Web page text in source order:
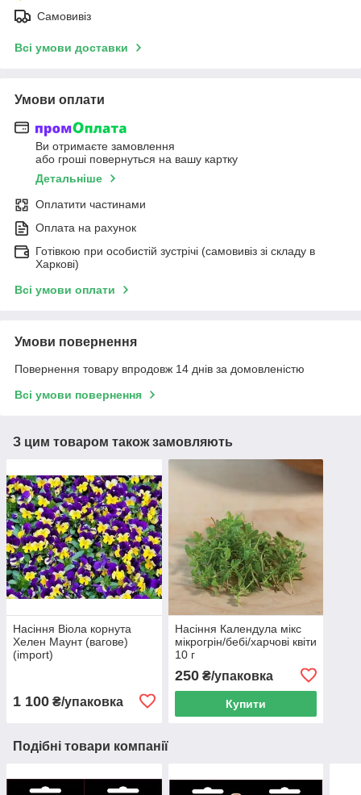
Самовивіз
Всі умови доставки
Умови оплати
Ви отримаєте замовлення
або гроші повернуться на вашу картку
Детальніше
Оплатити частинами
Оплата на рахунок
Готівкою при особистій зустрічі (самовивіз зі складу в
Харкові)
Всі умови оплати
Умови повернення
Повернення товару впродовж 14 днів за домовленістю
Всі умови повернення
З цим товаром також замовляють
Насіння Віола корнута
Хелен Маунт (вагове)
(import)
1 100 ₴/упаковка
Насіння Календула мікс
мікрогрін/бебі/харчові квіти
10 г
250₴/упаковка
Купити
Подібні товари компанії